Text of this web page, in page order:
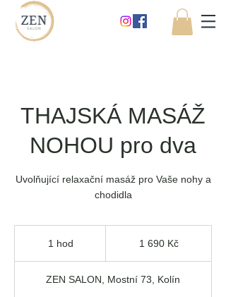
THAJSKÁ MASÁŽ
NOHOU pro dva
Uvolňující relaxační masáž pro Vaše nohy a
chodidla
1 hod 1 690 Kč
ZEN SALON, Mostní 73, Kolín